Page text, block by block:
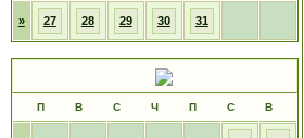
» 27 28 29 30 31
П В С Ч П С В